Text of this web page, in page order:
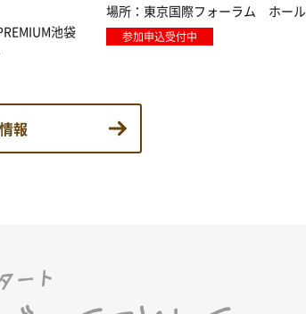
池袋
場所
東京国際フォーラム ホー
参加申込受付中
報